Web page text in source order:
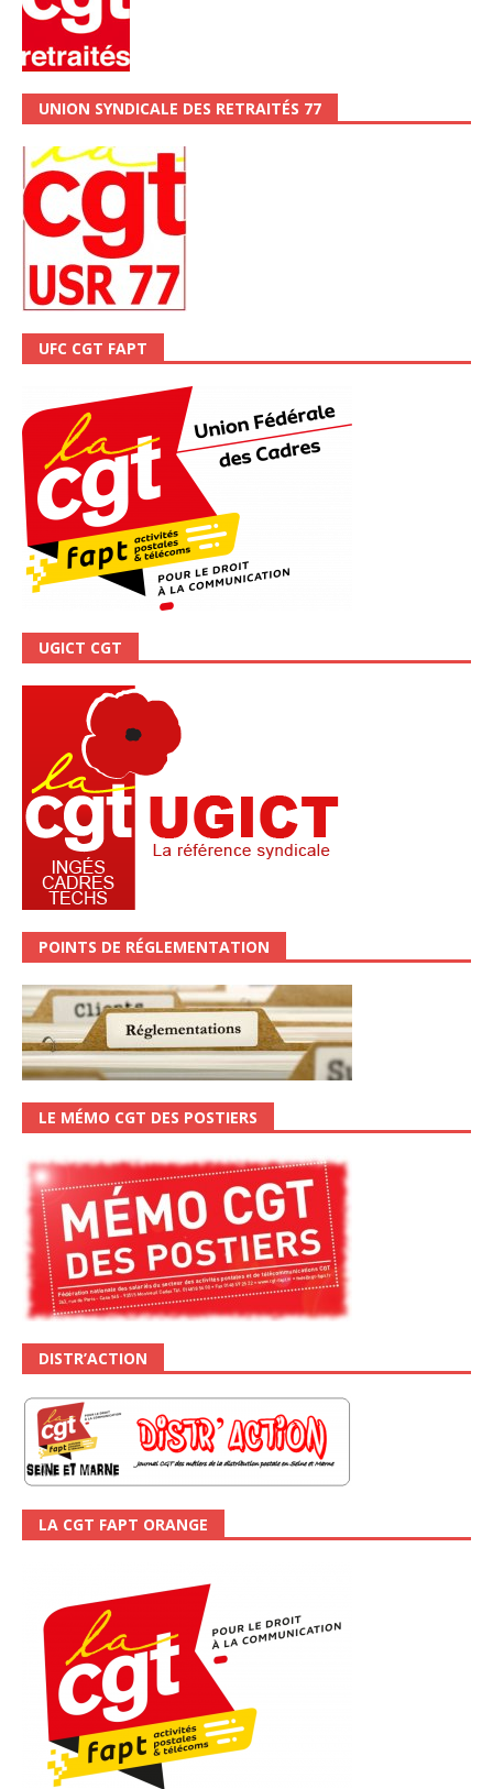
UNION SYNDICALE DES RETRAITÉS 77
UFC CGT FAPT
UGICT CGT
POINTS DE RÉGLEMENTATION
LE MÉMO CGT DES POSTIERS
DISTR’ACTION
LA CGT FAPT ORANGE